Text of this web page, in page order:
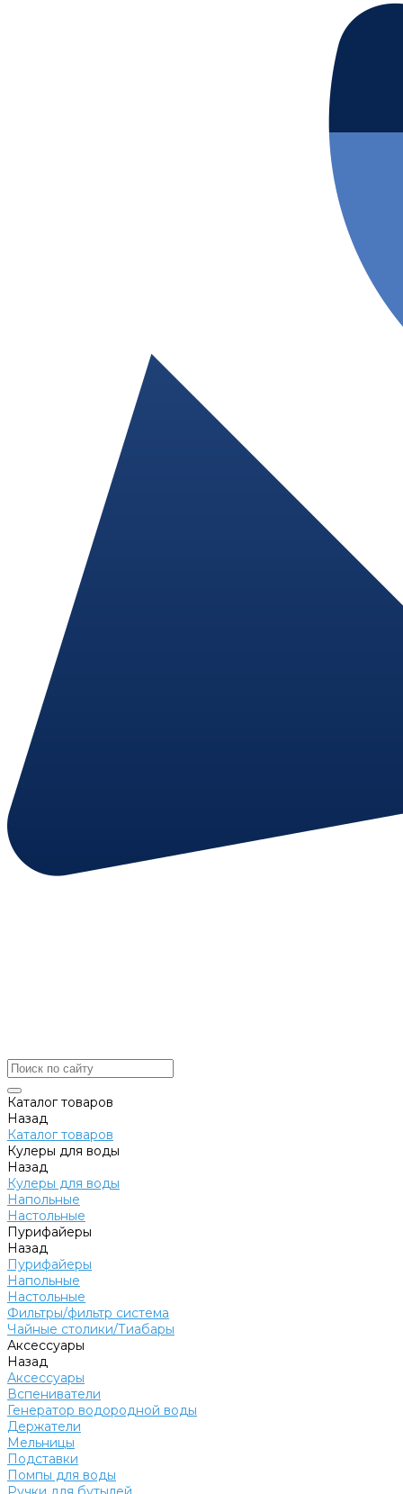
Каталог товаров
Назад
Каталог товаров
Кулеры для воды
Назад
Кулеры для воды
Напольные
Настольные
Пурифайеры
Назад
Пурифайеры
Напольные
Настольные
Фильтры/фильтр система
Чайные столики/Тиабары
Аксессуары
Назад
Аксессуары
Вспениватели
Генератор водородной воды
Держатели
Мельницы
Подставки
Помпы для воды